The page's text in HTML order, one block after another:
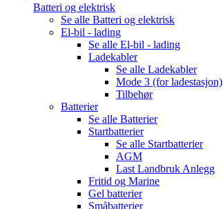
Batteri og elektrisk
Se alle Batteri og elektrisk
El-bil - lading
Se alle El-bil - lading
Ladekabler
Se alle Ladekabler
Mode 3 (for ladestasjon)
Tilbehør
Batterier
Se alle Batterier
Startbatterier
Se alle Startbatterier
AGM
Last Landbruk Anlegg
Fritid og Marine
Gel batterier
Småbatterier